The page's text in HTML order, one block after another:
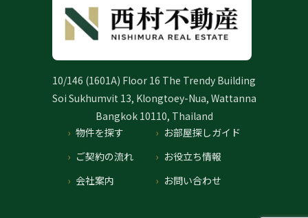
10/146 (1601A) Floor 16 The Trendy Building
Soi Sukhumvit 13, Klongtoey-Nua, Wattanna
Bangkok 10110, Thailand
物件を探す
お部屋探しガイド
ご契約の流れ
お役立ち情報
会社案内
お問い合わせ